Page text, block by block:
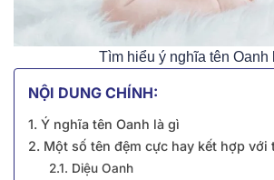
Tìm hiểu ý nghĩa tên Oanh
NỘI DUNG CHÍNH:
1. Ý nghĩa tên Oanh là gì
2. Một số tên đệm cực hay kết hợp với
2.1. Diệu Oanh